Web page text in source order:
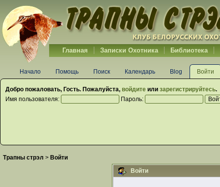
Главная Записки Охотника Библиотека
Начало Помощь Поиск Календарь Blog Войти
Добро пожаловать, Гость. Пожалуйста, войдите или зарегистрируйтесь.
Имя пользователя:
Пароль:
Трапны стрэл > Войти
Войти